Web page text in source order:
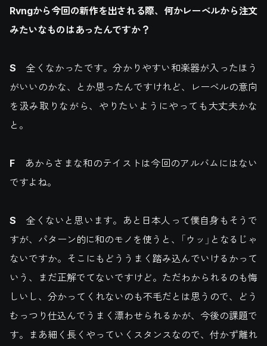
Rvngから今回の新作を出される際、何かレーベルから注文
みたいなものはあったんですか？
S 全くなかったです。分かりやすい和楽器が入ったほう
がいいのかな、とか思ったんですけれど、レーベルの意向
を汲み取りながら、やりたいようにやっても大丈夫かな
と。
Fあからさまな和のテイストは今回のアルバムにはない
ですよね。
S 全くないと思います。あと日本人って僕自身もそうで
すが、パターン的に和のモノを使うと、「ウッ」となるじゃ
ないですか。そこにもどううまく踏み込んでいけるかって
いう、まだ正解でてないですけど。ただわかられるのも悔
しいし、分かってくれないのも不毛だとは思うので、どう
むっつり仕込んでうまく漂わせられるかが、今後の課題で
す。まあ細く長くやっていくスタンスなので、付かず離れ